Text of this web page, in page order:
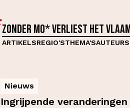
Zonder MO* verliest het
ARTIKELSREGIO'STHEMA'SAUTEURS
Nieuws
Ingrijpende